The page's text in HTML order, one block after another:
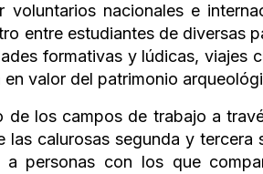
nacionales e
entre estudiantes de diversas
formativas y lúdicas, viajes
valor del patrimonio
de los campos de trabajo a
calurosas segunda y tercera
personas con los que